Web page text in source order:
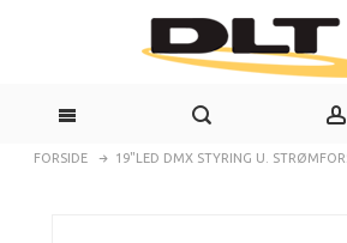
FORSIDE 19"LED DMX STYRING U.